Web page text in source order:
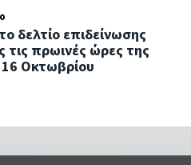
δελτίο επιδείνωσης
τις πρωινές ώρες της
Οκτωβρίου